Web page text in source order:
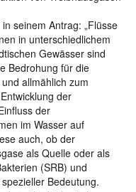
seinem Antrag: „Flüsse
in unterschiedlichem
Gewässer sind
Bedrohung für die
allmählich zum
der
der
im Wasser auf
auch, ob der
als Quelle oder als
(SRB) und
Bedeutung.